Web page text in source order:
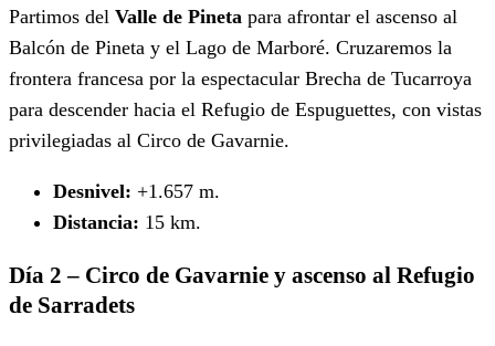
Partimos del Valle de Pineta para afrontar el ascenso al
Balcón de Pineta y el Lago de Marboré. Cruzaremos la
frontera francesa por la espectacular Brecha de Tucarroya
para descender hacia el Refugio de Espuguettes, con vistas
privilegiadas al Circo de Gavarnie.
Desnivel: +1.657 m.
Distancia: 15 km.
Día 2 – Circo de Gavarnie y ascenso al Refugio
de Sarradets